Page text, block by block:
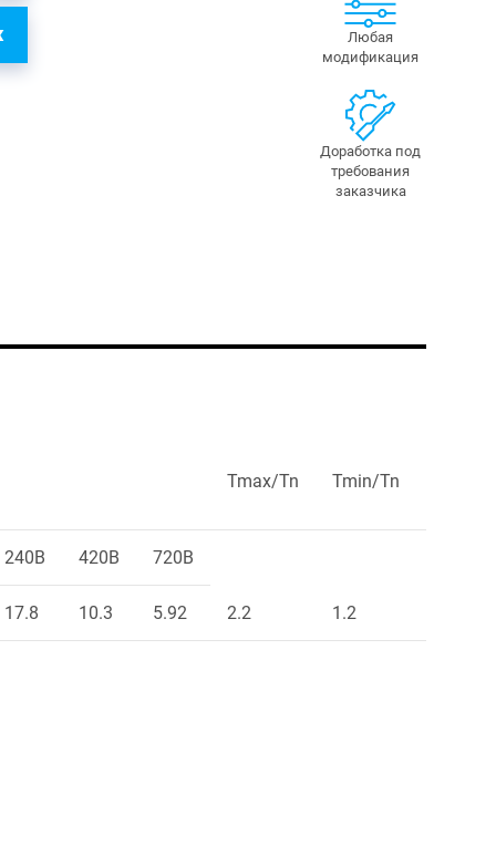
Любая
модификация
Доработка под
требования
заказчика
Tmax/Tn Tmin/Tn
240В 420В 720В
17.8 10.3 5.92 2.2 1.2